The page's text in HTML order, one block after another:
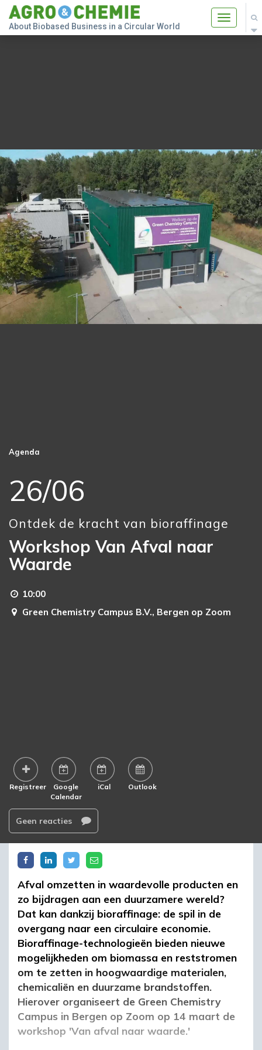
Toggle
About Biobased Business in a Circular World
Agenda
26/06
Ontdek de kracht van bioraffinage
Workshop Van Afval naar
Waarde
10:00
Green Chemistry Campus B.V., Bergen op Zoom
Registreer
Google
Calendar
iCal Outlook
Geen reacties
Afval omzetten in waardevolle producten en
zo bijdragen aan een duurzamere wereld?
Dat kan dankzij bioraffinage: de spil in de
overgang naar een circulaire economie.
Bioraffinage-technologieën bieden nieuwe
mogelijkheden om biomassa en reststromen
om te zetten in hoogwaardige materialen,
chemicaliën en duurzame brandstoffen.
Hierover organiseert de Green Chemistry
Campus in Bergen op Zoom op 14 maart de
workshop 'Van afval naar waarde.'